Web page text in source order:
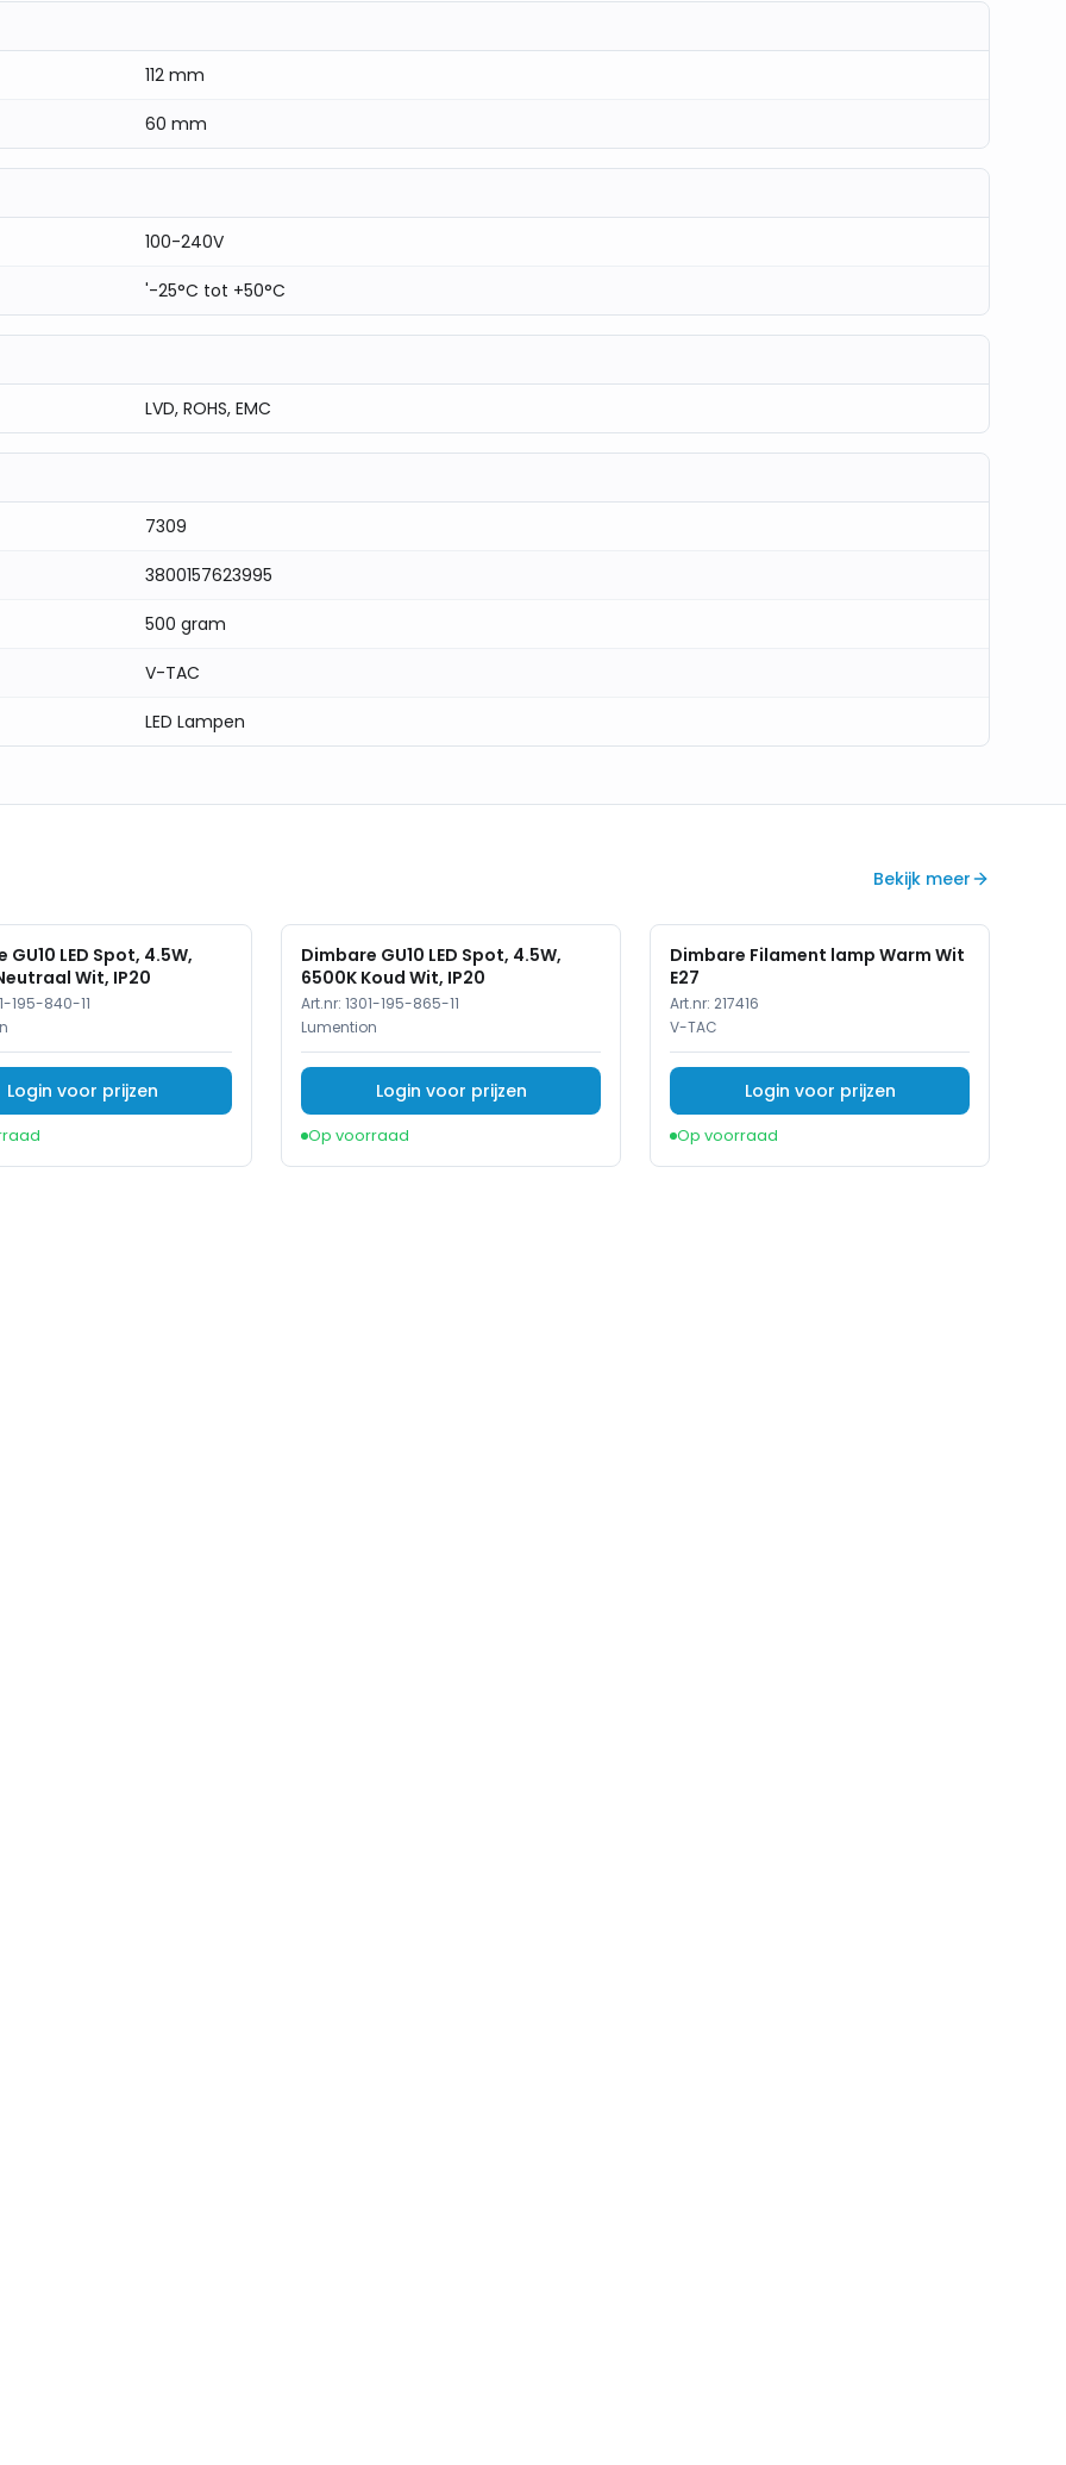
Stuks
112 mm
60 mm
100-240V
'-25°C tot +50°C
LVD, ROHS, EMC
7309
3800157623995
500 gram
V-TAC
LED Lampen
Bekijk meer
GU10 LED Spot, 4.5W,
Wit, IP20
195-840-11
Login voor prijzen
Dimbare GU10 LED Spot, 4.5W,
6500K Koud Wit, IP20
Art.nr: 1301-195-865-11
Lumention
Login voor prijzen
Op voorraad
Dimbare Filament lamp Warm Wit
E27
Art.nr: 217416
V-TAC
Login voor prijzen
Op voorraad